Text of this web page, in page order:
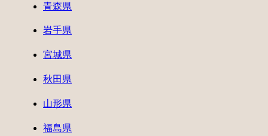
青森県
岩手県
宮城県
秋田県
山形県
福島県